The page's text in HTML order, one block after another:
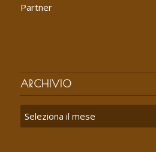
Partner
ARCHIVIO